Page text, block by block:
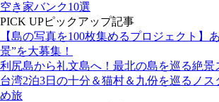
空き家バンク10選
PICK UPピックアップ記事
【島の写真を100枚集めるプロジェクト】
景”を大募集！
利尻島から礼文島へ！最北の島を巡る絶景
台湾2泊3日の十分＆猫村＆九份を巡るノ
め旅